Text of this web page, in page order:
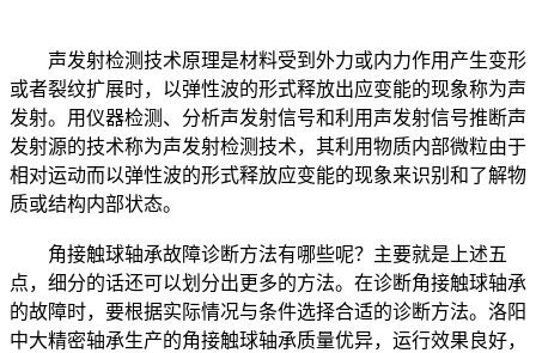
声发射检测技术原理是材料受到外力或内力作用产生变形
或者裂纹扩展时，以弹性波的形式释放出应变能的现象称为声
发射。用仪器检测、分析声发射信号和利用声发射信号推断声
发射源的技术称为声发射检测技术，其利用物质内部微粒由于
相对运动而以弹性波的形式释放应变能的现象来识别和了解物
质或结构内部状态。
角接触球轴承故障诊断方法有哪些呢？主要就是上述五
点，细分的话还可以划分出更多的方法。在诊断角接触球轴承
的故障时，要根据实际情况与条件选择合适的诊断方法。洛阳
中大精密轴承生产的角接触球轴承质量优异，运行效果良好，